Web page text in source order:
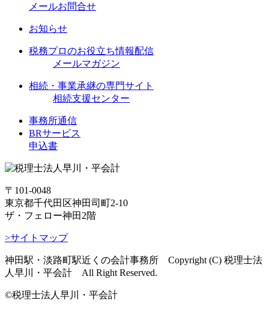
メールお問合せ
お知らせ
税務プロのお役立ち情報配信
メールマガジン
相続・事業承継の専門サイト
相続支援センター
事務所通信
BRサービス
申込書
〒101-0048
東京都千代田区神田司町2-10
ザ・フェロー神田2階
>サイトマップ
神田駅・淡路町駅近くの会計事務所 Copyright (C) 税理士法
人早川・平会計 All Right Reserved.
©税理士法人早川・平会計